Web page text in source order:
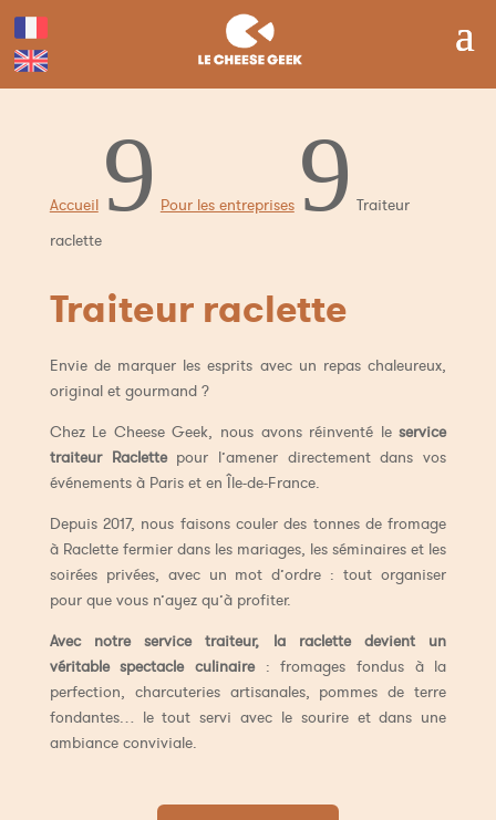
Accueil 9 Pour les entreprises 9 Traiteur
raclette
Traiteur raclette
Envie de marquer les esprits avec un repas chaleureux,
original et gourmand ?
Chez Le Cheese Geek, nous avons réinventé leservice
traiteur Raclettepour l’amener directement dans vos
événements à Paris et en Île-de-France.
Depuis 2017, nous faisons couler des tonnes de fromage
à Raclette fermier dans les mariages, les séminaires et les
soirées privées, avec un mot d’ordre : tout organiser
pour que vous n’ayez qu’à profiter.
Avec notre service traiteur, la raclette devient un
véritable spectacle culinaire: fromages fondus à la
perfection, charcuteries artisanales, pommes de terre
fondantes… le tout servi avec le sourire et dans une
ambiance conviviale.